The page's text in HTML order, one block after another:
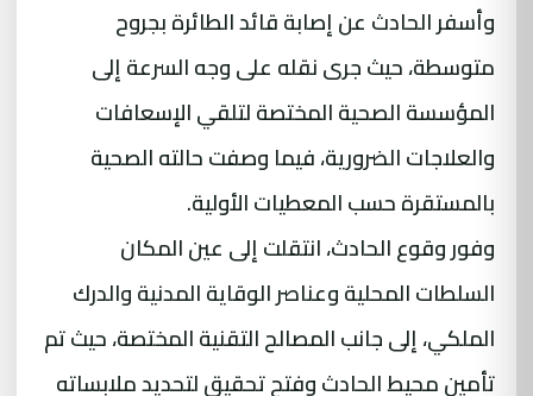
وأسفر الحادث عن إصابة قائد الطائرة بجروح
متوسطة، حيث جرى نقله على وجه السرعة إلى
المؤسسة الصحية المختصة لتلقي الإسعافات
والعلاجات الضرورية، فيما وصفت حالته الصحية
بالمستقرة حسب المعطيات الأولية.
وفور وقوع الحادث، انتقلت إلى عين المكان
السلطات المحلية وعناصر الوقاية المدنية والدرك
الملكي، إلى جانب المصالح التقنية المختصة، حيث تم
تأمين محيط الحادث وفتح تحقيق لتحديد ملابساته